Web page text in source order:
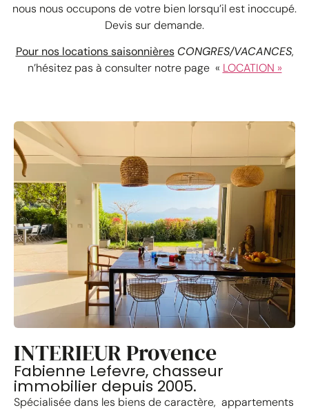
nous nous occupons de votre bien lorsqu’il est inoccupé.
Devis sur demande.
Pour nos locations saisonnières CONGRES/VACANCES,
n’hésitez pas à consulter notre page « LOCATION »
INTERIEUR Provence
Fabienne Lefevre, chasseur
immobilier depuis 2005.
Spécialisée dans les biens de caractère, appartements